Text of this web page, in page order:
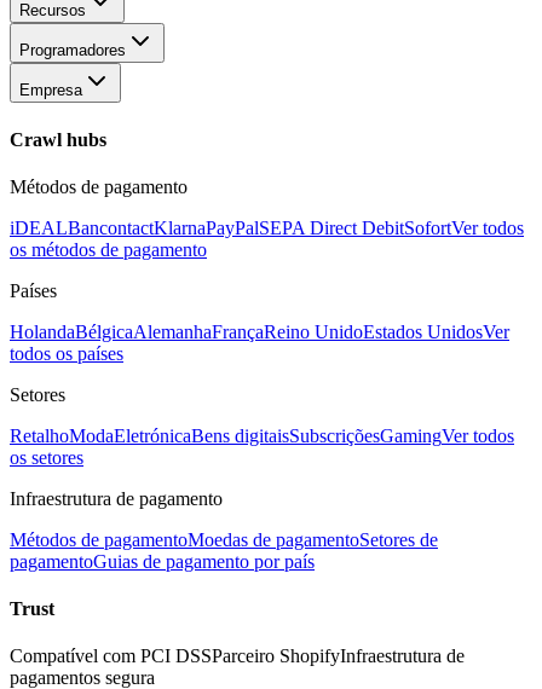
Recursos
Programadores
Empresa
Crawl hubs
Métodos de pagamento
iDEALBancontactKlarnaPayPalSEPA Direct DebitSofortVer todos
os métodos de pagamento
Países
HolandaBélgicaAlemanhaFrançaReino UnidoEstados UnidosVer
todos os países
Setores
RetalhoModaEletrónicaBens digitaisSubscriçõesGamingVer todos
os setores
Infraestrutura de pagamento
Métodos de pagamentoMoedas de pagamentoSetores de
pagamentoGuias de pagamento por país
Trust
Compatível com PCI DSSParceiro ShopifyInfraestrutura de
pagamentos segura